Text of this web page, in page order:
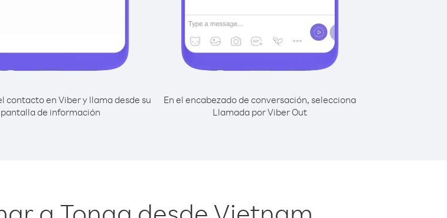
contacto en Viber y llama desde su
pantalla de información
En el encabezado de conversación, selecciona
Llamada por Viber Out